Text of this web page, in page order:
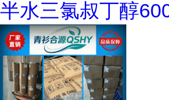
半水三氯叔丁醇